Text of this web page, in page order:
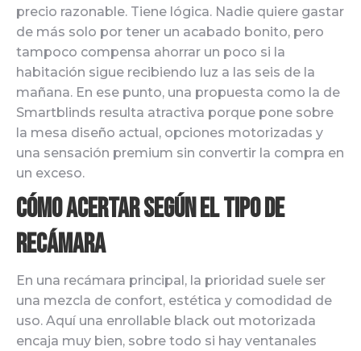
precio razonable. Tiene lógica. Nadie quiere gastar
de más solo por tener un acabado bonito, pero
tampoco compensa ahorrar un poco si la
habitación sigue recibiendo luz a las seis de la
mañana. En ese punto, una propuesta como la de
Smartblinds resulta atractiva porque pone sobre
la mesa diseño actual, opciones motorizadas y
una sensación premium sin convertir la compra en
un exceso.
Cómo acertar según el tipo de
recámara
En una recámara principal, la prioridad suele ser
una mezcla de confort, estética y comodidad de
uso. Aquí una enrollable black out motorizada
encaja muy bien, sobre todo si hay ventanales